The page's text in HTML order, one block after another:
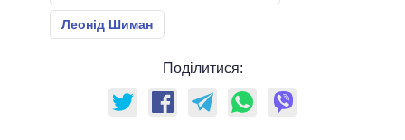
Леонід Шиман
Поділитися: